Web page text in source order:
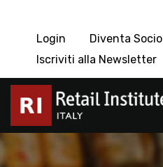
Login
Diventa Socio
Iscriviti alla Newsletter